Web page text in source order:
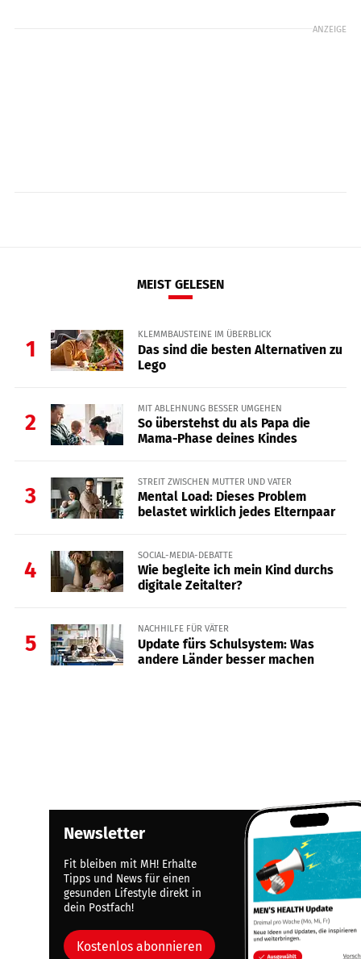
ANZEIGE
MEIST GELESEN
1
KLEMMBAUSTEINE IM ÜBERBLICK
Das sind die besten Alternativen zu
Lego
2
MIT ABLEHNUNG BESSER UMGEHEN
So überstehst du als Papa die
Mama-Phase deines Kindes
3
STREIT ZWISCHEN MUTTER UND VATER
Mental Load: Dieses Problem
belastet wirklich jedes Elternpaar
4
SOCIAL-MEDIA-DEBATTE
Wie begleite ich mein Kind durchs
digitale Zeitalter?
5
NACHHILFE FÜR VÄTER
Update fürs Schulsystem: Was
andere Länder besser machen
Newsletter
Fit bleiben mit MH! Erhalte
Tipps und News für einen
gesunden Lifestyle direkt in
dein Postfach!
Kostenlos abonnieren